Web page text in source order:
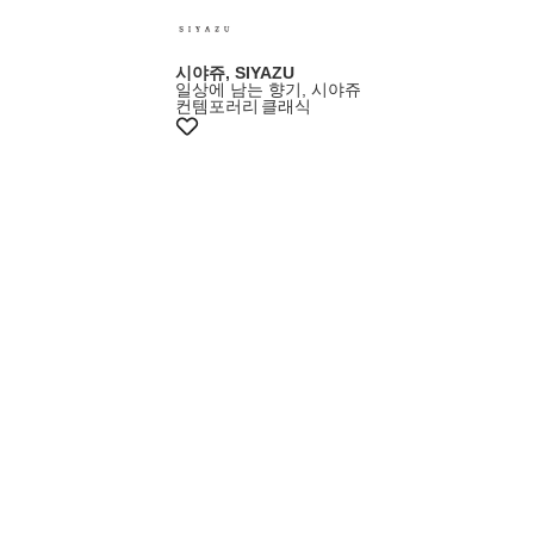
시야쥬, SIYAZU
일상에 남는 향기, 시야쥬
컨템포러리 클래식